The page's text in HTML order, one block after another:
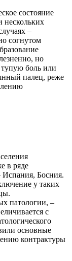
состояние
нескольких
–
согнутом
но
боль или
палец, реже
в ряде
Испания, Босния.
у таких
патологии, –
с
основные
контрактуры